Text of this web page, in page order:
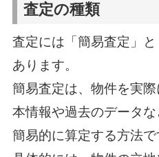
査定の種類
査定には「簡易査定」
あります。
簡易査定は、物件を実
本情報や過去のデータ
簡易的に算定する方法で